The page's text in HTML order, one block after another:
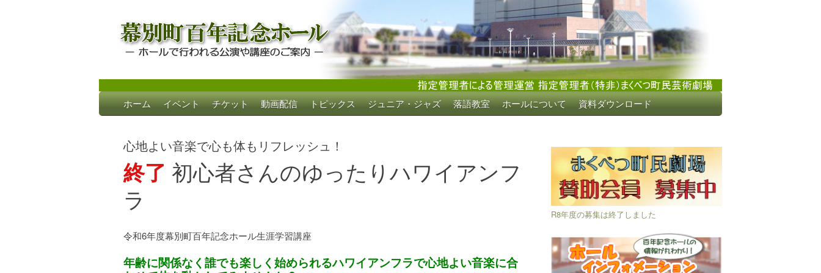
幕別町百年記念ホール
ホールで行われる公演や講座のご案内
Skip
to
ホーム イベント チケット 動画配信 トピックス ジュニア・ジャズ 落語教室 ホールについて 資料ダウンロード
心地よい音楽で心も体もリフレッシュ！
終了 初心者さんのゆったりハワイアンフ
ラ
令和6年度幕別町百年記念ホール生涯学習講座
年齢に関係なく誰でも楽しく始められるハワイアンフラで心地よい音楽に合
R8年度の募集は終了しました